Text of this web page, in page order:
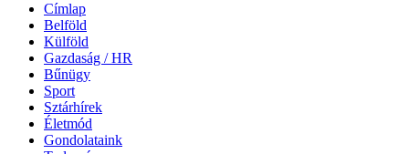
Címlap
Belföld
Külföld
Gazdaság / HR
Bűnügy
Sport
Sztárhírek
Életmód
Gondolataink